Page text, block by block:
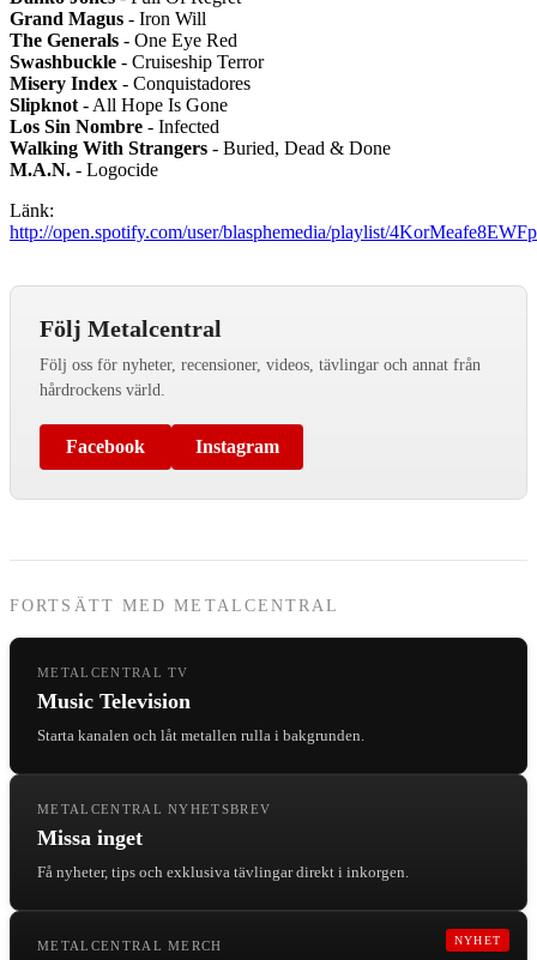
Grand Magus - Iron Will
The Generals - One Eye Red
Swashbuckle - Cruiseship Terror
Misery Index - Conquistadores
Slipknot - All Hope Is Gone
Los Sin Nombre - Infected
Walking With Strangers - Buried, Dead & Done
M.A.N. - Logocide
Länk:
http://open.spotify.com/user/blasphemedia/playlist/
Följ Metalcentral
Följ oss för nyheter, recensioner, videos, tävlingar och annat från
hårdrockens värld.
Facebook Instagram
FORTSÄTT MED METALCENTRAL
METALCENTRAL TV
Music Television
Starta kanalen och låt metallen rulla i bakgrunden.
METALCENTRAL NYHETSBREV
Missa inget
Få nyheter, tips och exklusiva tävlingar direkt i inkorgen.
NYHET
METALCENTRAL MERCH